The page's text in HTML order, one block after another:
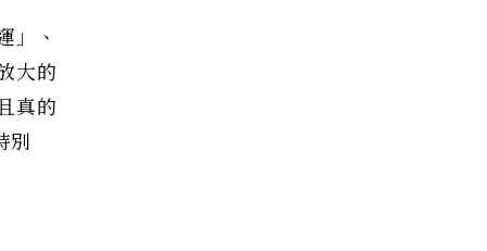
」、
大的
真的
別